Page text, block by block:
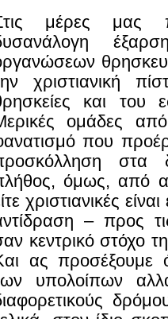
μέρες μας
χριστιανική
και του
ομάδες
που
στα
όμως, από
χριστιανικές
– προς
κεντρικό στόχο
ας προσέξουμε
υπολοίπων